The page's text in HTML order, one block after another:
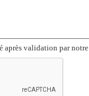
après validation par